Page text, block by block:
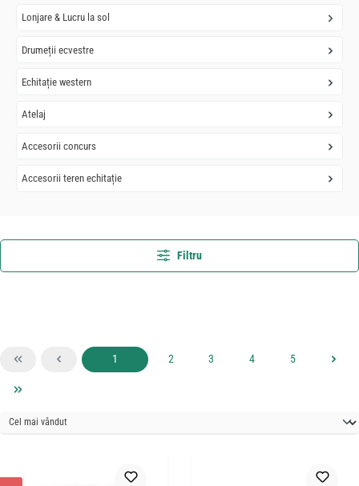
Lonjare & Lucru la sol
Drumeții ecvestre
Echitație western
Atelaj
Accesorii concurs
Accesorii teren echitație
Filtru
Pagina
1 Pagina
2 Pagina
3 Pagina
4 Pagina
5